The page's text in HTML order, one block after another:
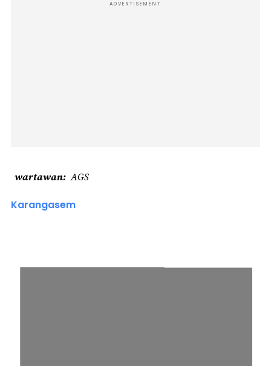
ADVERTISEMENT
wartawan AGS
Karangasem